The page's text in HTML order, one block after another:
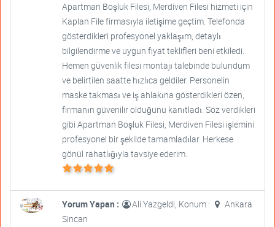
Apartman Boşluk Filesi, Merdiven Filesi hizmeti için
Kaplan File firmasıyla iletişime geçtim. Telefonda
gösterdikleri profesyonel yaklaşım, detaylı
bilgilendirme ve uygun fiyat teklifleri beni etkiledi.
Hemen güvenlik filesi montajı talebinde bulundum
ve belirtilen saatte hızlıca geldiler. Personelin
maske takması ve iş ahlakına gösterdikleri özen,
firmanın güvenilir olduğunu kanıtladı. Söz verdikleri
gibi Apartman Boşluk Filesi, Merdiven Filesi işlemini
profesyonel bir şekilde tamamladılar. Herkese
gönül rahatlığıyla tavsiye ederim.
Yorum Yapan : Ali Yazgeldi, Konum :
Ankara
Sincan